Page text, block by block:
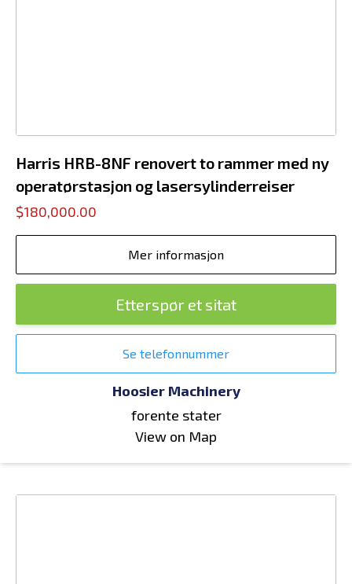
Harris HRB-8NF renovert to rammer med ny
operatørstasjon og lasersylinderreiser
$180,000.00
Mer informasjon
Etterspør et sitat
Se telefonnummer
Hoosier Machinery
forente stater
View on Map